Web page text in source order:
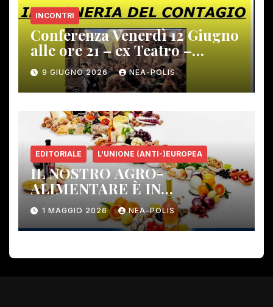
INCONTRI
Conferenza Venerdì 12 Giugno
alle ore 21 – ex Teatro –
Gambassi Terme –
9 GIUGNO 2026 NEA-POLIS
EDITORIALE L'UNIONE (ANTI-)EUROPEA
IL NOSTRO AGRO-
ALIMENTARE È IN
PERICOLO!
1 MAGGIO 2026 NEA-POLIS